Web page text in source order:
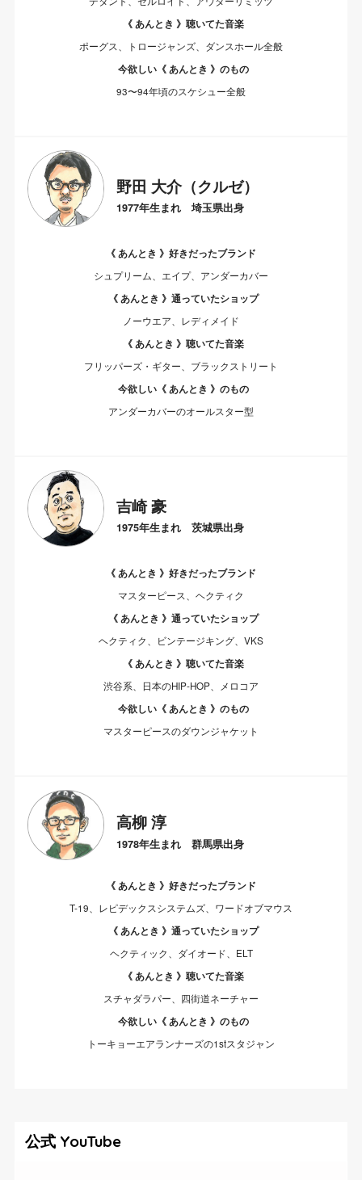
《 あんとき 》聴いてた音楽
ポーグス、トロージャンズ、ダンスホール全般
今欲しい《 あんとき 》のもの
93〜94年頃のスケシュー全般
野田 大介（クルゼ）
1977年生まれ 埼玉県出身
《 あんとき 》好きだったブランド
シュプリーム、エイプ、アンダーカバー
《 あんとき 》通っていたショップ
ノーウエア、レディメイド
《 あんとき 》聴いてた音楽
フリッパーズ・ギター、ブラックストリート
今欲しい《 あんとき 》のもの
アンダーカバーのオールスター型
吉崎 豪
1975年生まれ 茨城県出身
《 あんとき 》好きだったブランド
マスターピース、ヘクティク
《 あんとき 》通っていたショップ
ヘクティク、ビンテージキング、VKS
《 あんとき 》聴いてた音楽
渋谷系、日本のHIP-HOP、メロコア
今欲しい《 あんとき 》のもの
マスターピースのダウンジャケット
高柳 淳
1978年生まれ 群馬県出身
《 あんとき 》好きだったブランド
T-19、レピデックスシステムズ、ワードオブマウス
《 あんとき 》通っていたショップ
ヘクティック、ダイオード、ELT
《 あんとき 》聴いてた音楽
スチャダラパー、四街道ネーチャー
今欲しい《 あんとき 》のもの
トーキョーエアランナーズの1stスタジャン
公式 YouTube